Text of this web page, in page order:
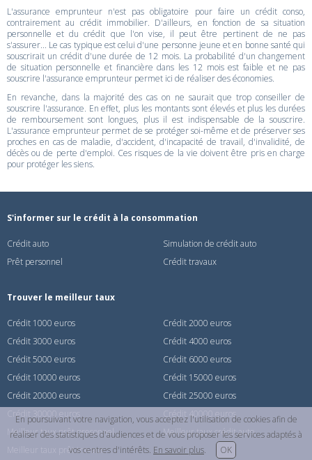
L'assurance emprunteur n'est pas obligatoire pour faire un crédit conso,
contrairement au crédit immobilier. D'ailleurs, en fonction de sa situation
personnelle et du crédit que l'on vise, il peut être pertinent de ne pas
s'assurer... Le cas typique est celui d'une personne jeune et en bonne santé qui
souscrirait un crédit d'une durée de 12 mois. La probabilité d'un changement
de situation personnelle et financière dans les 12 mois est faible et ne pas
souscrire l'assurance emprunteur permet ici de réaliser des économies.
En revanche, dans la majorité des cas on ne saurait que trop conseiller de
souscrire l'assurance. En effet, plus les montants sont élevés et plus les durées
de remboursement sont longues, plus il est indispensable de la souscrire.
L'assurance emprunteur permet de se protéger soi-même et de préserver ses
proches en cas de maladie, d'accident, d'incapacité de travail, d'invalidité, de
décès ou de perte d'emploi. Ces risques de la vie doivent être pris en charge
pour protéger les siens.
En poursuivant votre navigation, vous acceptez l'utilisation de cookies afin de
réaliser des statistiques d'audiences et de vous proposer les services adaptés à
vos centres d'intérêts. En savoir plus. OK
S'informer sur le crédit à la consommation
Crédit auto
Simulation de crédit auto
Prêt personnel
Crédit travaux
Trouver le meilleur taux
Crédit 1000 euros
Crédit 2000 euros
Crédit 3000 euros
Crédit 4000 euros
Crédit 5000 euros
Crédit 6000 euros
Crédit 10000 euros
Crédit 15000 euros
Crédit 20000 euros
Crédit 25000 euros
Crédit 30000 euros
Crédit 40000 euros
Meilleur taux prêt presonnel
Meilleur taux crédit auto
Meilleur taux prêt travaux